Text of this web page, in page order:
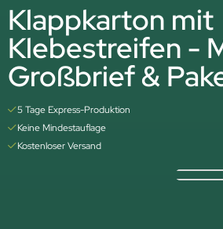
Klappkarton mit
Klebestreifen -
Großbrief &
5 Tage Express-Produktion
Keine Mindestauflage
Kostenloser Versand